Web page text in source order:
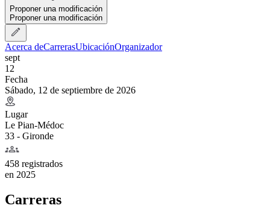
Proponer una modificación
Proponer una modificación
Acerca deCarrerasUbicaciónOrganizador
sept
12
Fecha
Sábado, 12 de septiembre de 2026
Lugar
Le Pian-Médoc
33 - Gironde
458 registrados
en 2025
Carreras